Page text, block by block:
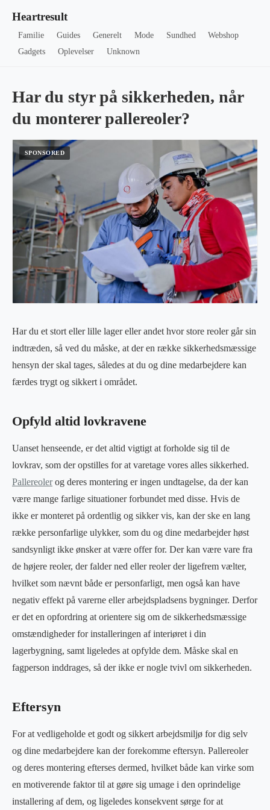
Heartresult
Familie Guides Generelt Mode Sundhed
Webshop
Gadgets
Oplevelser Unknown
Har du styr på sikkerheden, når
du monterer pallereoler?
Har du et stort eller lille lager eller andet hvor store reoler går sin
indtræden, så ved du måske, at der en række sikkerhedsmæssige
hensyn der skal tages, således at du og dine medarbejdere kan
færdes trygt og sikkert i området.
Opfyld altid lovkravene
Uanset henseende, er det altid vigtigt at forholde sig til de
lovkrav, som der opstilles for at varetage vores alles sikkerhed.
Pallereolerog deres montering er ingen undtagelse, da der kan
være mange farlige situationer forbundet med disse. Hvis de
ikke er monteret på ordentlig og sikker vis, kan der ske en lang
række personfarlige ulykker, som du og dine medarbejder høst
sandsynligt ikke ønsker at være offer for. Der kan være vare fra
de højere reoler, der falder ned eller reoler der ligefrem vælter,
hvilket som nævnt både er personfarligt, men også kan have
negativ effekt på varerne eller arbejdspladsens bygninger. Derfor
er det en opfordring at orientere sig om de sikkerhedsmæssige
omstændigheder for installeringen af interiøret i din
lagerbygning, samt ligeledes at opfylde dem. Måske skal en
fagperson inddrages, så der ikke er nogle tvivl om sikkerheden.
Eftersyn
For at vedligeholde et godt og sikkert arbejdsmiljø for dig selv
og dine medarbejdere kan der forekomme eftersyn. Pallereoler
og deres montering efterses dermed, hvilket både kan virke som
en motiverende faktor til at gøre sig umage i den oprindelige
installering af dem, og ligeledes konsekvent sørge for at